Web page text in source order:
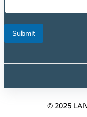
Submit
© 2025